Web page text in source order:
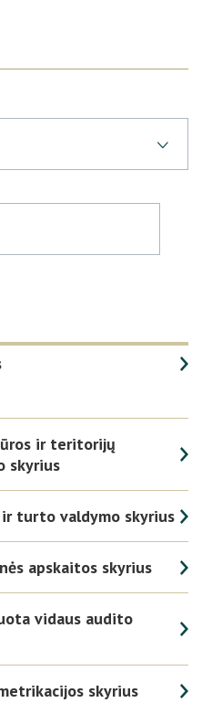
ir teritorijų
skyrius
turto valdymo skyrius
apskaitos skyrius
vidaus audito
skyrius